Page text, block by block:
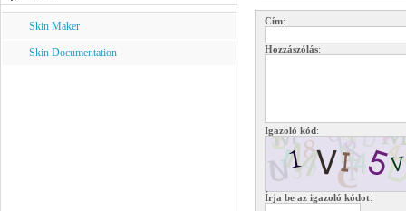
Skin Maker
Skin Documentation
Cím:
Hozzászólás:
Igazoló kód:
Írja be az igazoló kódot: